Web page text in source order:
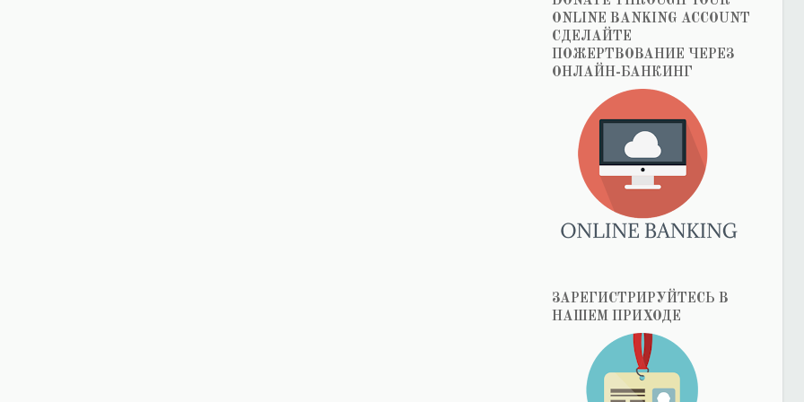
ONLINE BANKING ACCOUNT
СДЕЛАЙТЕ
ПОЖЕРТВОВАНИЕ ЧЕРЕЗ
ОНЛАЙН-БАНКИНГ
ЗАРЕГИСТРИРУЙТЕСЬ В
НАШЕМ ПРИХОДЕ